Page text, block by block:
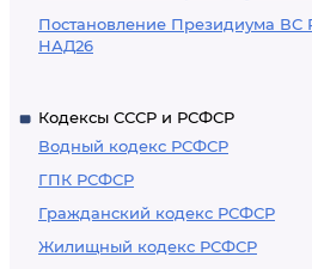
Постановление Президиума ВС
НАД26
Кодексы СССР и РСФСР
Водный кодекс РСФСР
ГПК РСФСР
Гражданский кодекс РСФСР
Жилищный кодекс РСФСР